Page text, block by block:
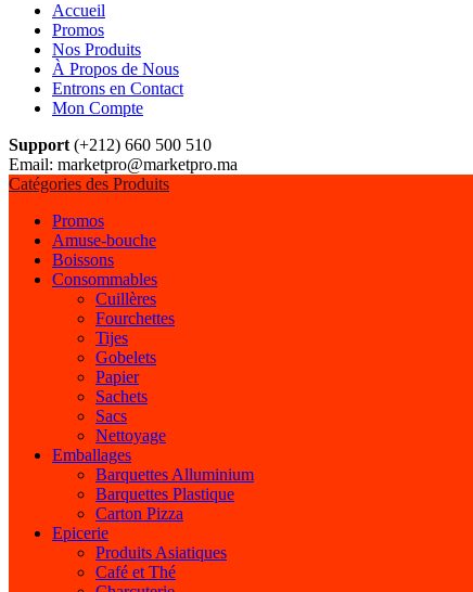
Accueil
Promos
Nos Produits
À Propos de Nous
Entrons en Contact
Mon Compte
Support (+212) 660 500 510
Email: marketpro@marketpro.ma
Catégories des Produits
Promos
Amuse-bouche
Boissons
Consommables
Cuillères
Fourchettes
Tijes
Gobelets
Papier
Sachets
Sacs
Nettoyage
Emballages
Barquettes Alluminium
Barquettes Plastique
Carton Pizza
Epicerie
Produits Asiatiques
Café et Thé